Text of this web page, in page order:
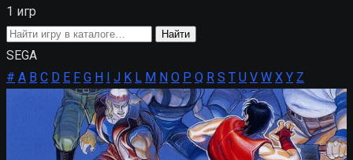
1 игр
Поиск
игры
Найти
SEGA
# A B C D E F G H I J K L M N O P Q R S T U V W X Y Z